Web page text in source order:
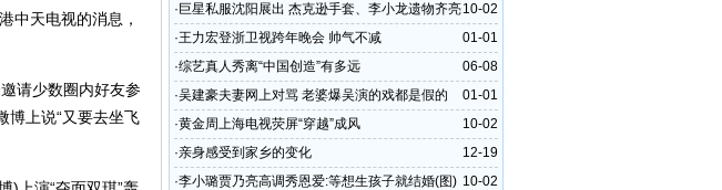
天电视的消息，
请少数圈内好友参
博上说“又要去坐飞
10-02
· 巨星私服沈阳展出 杰克逊手套、李小龙遗物齐亮
相
01-01
·王力宏登浙卫视跨年晚会 帅气不减
06-08
·综艺真人秀离“中国创造”有多远
01-01
·吴建豪夫妻网上对骂 老婆爆吴演的戏都是假的
10-02
·黄金周上海电视荧屏“穿越”成风
12-19
·亲身感受到家乡的变化
10-02
·李小璐贾乃亮高调秀恩爱:等想生孩子就结婚(图)